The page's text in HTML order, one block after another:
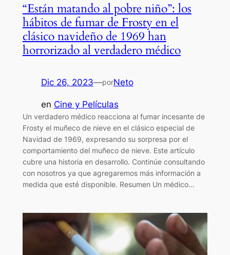
“Están matando al pobre niño”: los
hábitos de fumar de Frosty en el
clásico navideño de 1969 han
horrorizado al verdadero médico
Dic 26, 2023—porNeto
en Cine y Películas
Un verdadero médico reacciona al fumar incesante de
Frosty el muñeco de nieve en el clásico especial de
Navidad de 1969, expresando su sorpresa por el
comportamiento del muñeco de nieve. Este artículo
cubre una historia en desarrollo. Continúe consultando
con nosotros ya que agregaremos más información a
medida que esté disponible. Resumen Un médico…